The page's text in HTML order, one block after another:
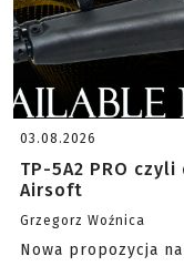
03.08.2026
TP-5A2 PRO
Airsoft
Grzegorz Woźnica
Nowa propozycja